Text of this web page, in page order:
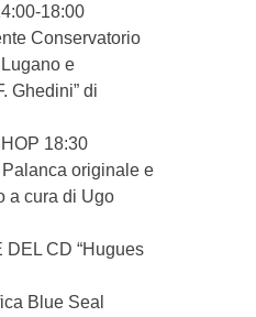
18:00
Conservatorio
e
Ghedini” di
18:30
Palanca originale e
a cura di Ugo
CD “Hugues
Blue Seal